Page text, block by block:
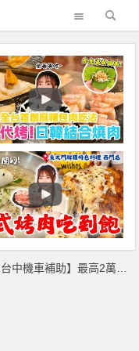
補助】最高2萬！報廢/舊換新/新購電動機車申請辦法一次看